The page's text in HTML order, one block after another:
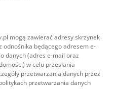
mogą zawierać adresy skrzynek
odnośnika będącego adresem e-
danych (adres e-mail oraz
w celu przesłania
przetwarzania danych przez
przetwarzania danych